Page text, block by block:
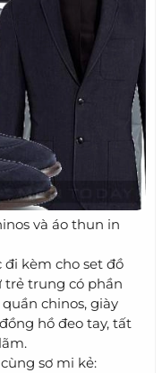
và áo thun in
kèm cho set đồ
trẻ trung có phần
chinos, giày
hồ đeo tay, tất
sơ mi kẻ: